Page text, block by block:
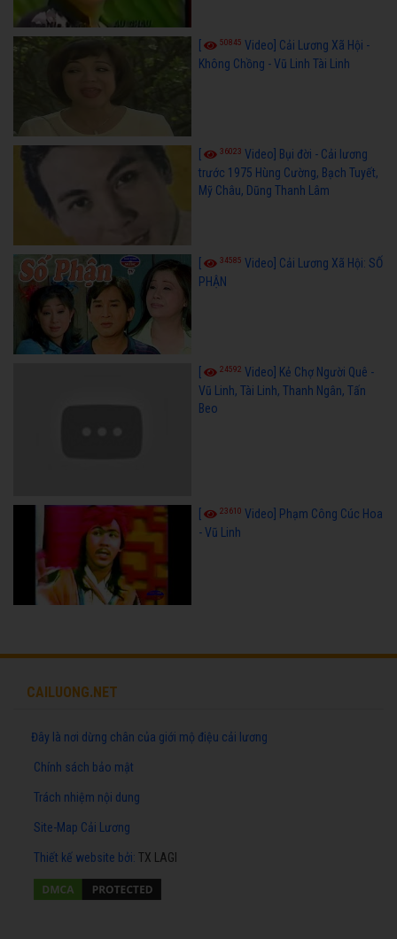
50845 Video] Cải Lương Xã Hội -
Không Chồng - Vũ Linh Tài Linh
36023 Video] Bụi đời - Cải lương
trước 1975 Hùng Cường, Bạch Tuyết,
Mỹ Châu, Dũng Thanh Lâm
34585 Video] Cải Lương Xã Hội: SỐ
PHẬN
24592 Video] Kẻ Chợ Người Quê -
Vũ Linh, Tài Linh, Thanh Ngân, Tấn
Beo
23610 Video] Phạm Công Cúc Hoa
- Vũ Linh
CAILUONG.NET
Đây là nơi dừng chân của giới mộ điệu cải lương
Chính sách bảo mật
Trách nhiệm nội dung
Site-Map Cải Lương
Thiết kế website bởi: TX LAGI